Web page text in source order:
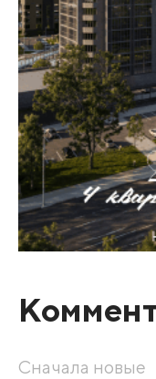
Сначала новые